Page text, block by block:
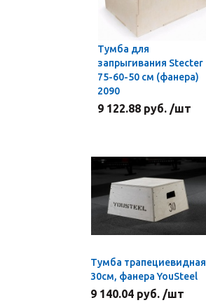
Тумба для
запрыгивания Stecter
75-60-50 см (фанера)
2090
9 122.88 руб. /шт
Тумба трапециевидная
30см, фанера YouSteel
9 140.04 руб. /шт